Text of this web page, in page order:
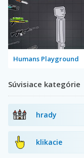
Humans Playground
Súvisiace kategórie
hrady
klikacie